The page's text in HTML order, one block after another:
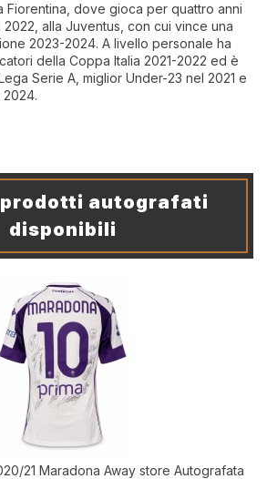
Fiorentina, dove gioca per quattro anni
alla Juventus, con cui vince una
2023-2024. A livello personale ha
della Coppa Italia 2021-2022 ed è
Serie A, miglior Under-23 nel 2021 e
autografati
disponibili
21 Maradona Away store Autografata